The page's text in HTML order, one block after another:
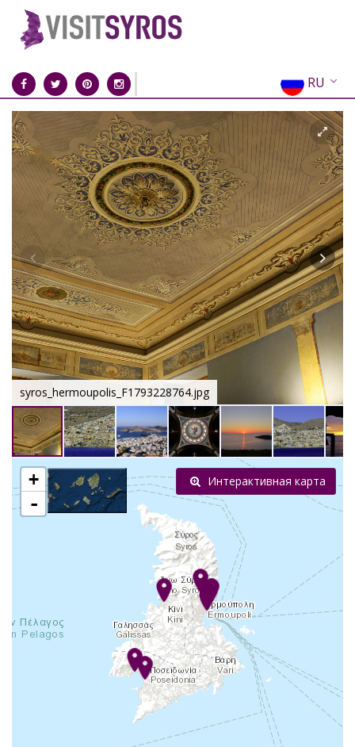
RU
EN
EL
FR
DE
IT
ES
CN
syros_hermoupolis_F1793228764.jpg
+
-
Интерактивная карта